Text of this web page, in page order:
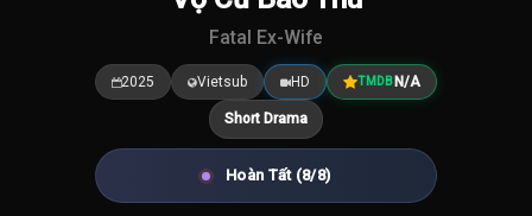
Fatal Ex-Wife
2025 Vietsub HD TMDB N/A
Short Drama
Hoàn Tất (8/8)